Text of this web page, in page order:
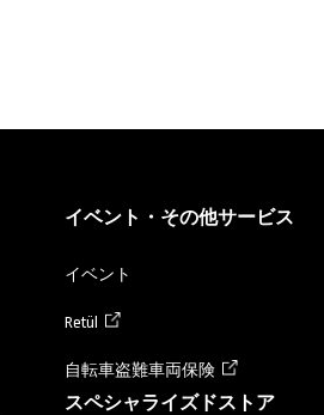
イベント・その他サービス
イベント
Retül
自転車盗難車両保険
スペシャライズドストア